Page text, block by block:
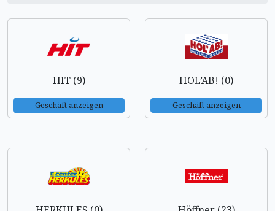
HIT (9)
Geschäft anzeigen
HOL’AB! (0)
Geschäft anzeigen